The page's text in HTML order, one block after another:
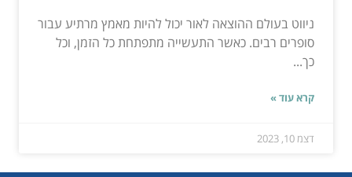
ניווט בעולם ההוצאה לאור יכול להיות מאמץ מרתיע עבור
סופרים רבים. כאשר התעשייה מתפתחת כל הזמן, וכל
כך...
קרא עוד »
דצמ 10, 2023